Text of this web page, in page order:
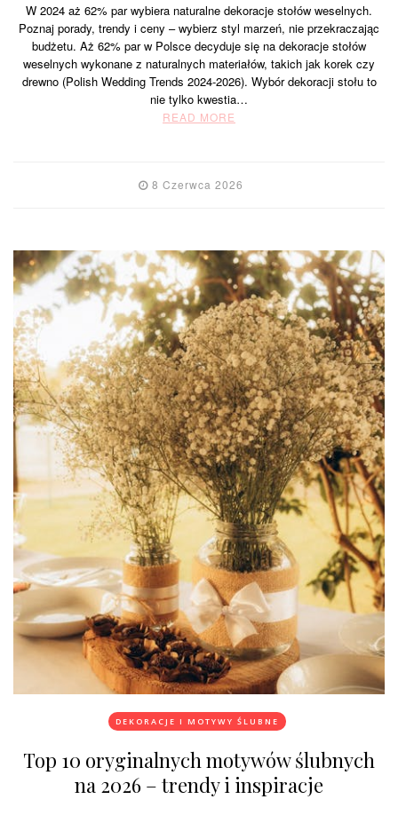
W 2024 aż 62% par wybiera naturalne dekoracje stołów weselnych.
Poznaj porady, trendy i ceny – wybierz styl marzeń, nie przekraczając
budżetu. Aż 62% par w Polsce decyduje się na dekoracje stołów
weselnych wykonane z naturalnych materiałów, takich jak korek czy
drewno (Polish Wedding Trends 2024-2026). Wybór dekoracji stołu to
nie tylko kwestia…
READ MORE
8 Czerwca 2026
DEKORACJE I MOTYWY ŚLUBNE
Top 10 oryginalnych motywów ślubnych
na 2026 – trendy i inspiracje